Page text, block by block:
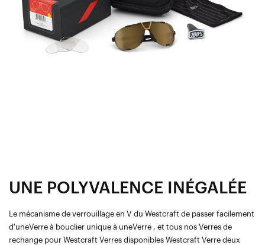
UNE POLYVALENCE INÉGALÉE
Le mécanisme de verrouillage en V du Westcraft de passer facilement
d'uneVerre à bouclier unique à uneVerre , et tous nos Verres de
rechange pour Westcraft Verres disponibles Westcraft Verre deux